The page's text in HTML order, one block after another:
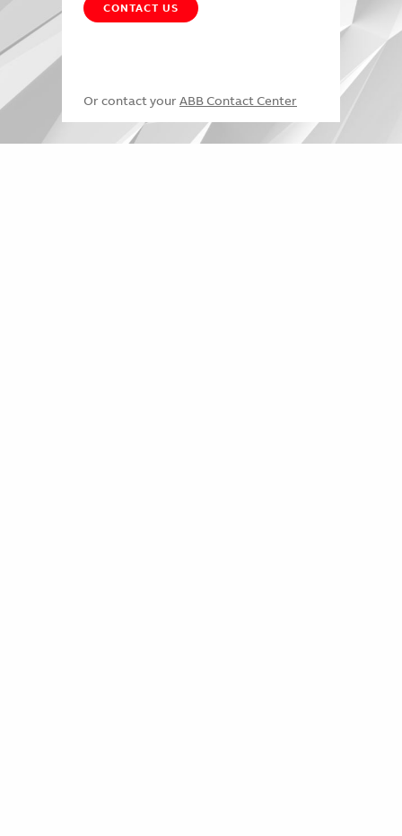
CONTACT US
Or contact your ABB Contact Center